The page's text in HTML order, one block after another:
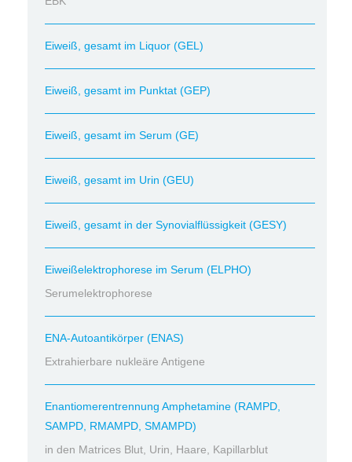
Eiweiß, gesamt im Liquor (GEL)
Eiweiß, gesamt im Punktat (GEP)
Eiweiß, gesamt im Serum (GE)
Eiweiß, gesamt im Urin (GEU)
Eiweiß, gesamt in der Synovialflüssigkeit (GESY)
Eiweißelektrophorese im Serum (ELPHO)
Serumelektrophorese
ENA-Autoantikörper (ENAS)
Extrahierbare nukleäre Antigene
Enantiomerentrennung Amphetamine (RAMPD,
SAMPD, RMAMPD, SMAMPD)
in den Matrices Blut, Urin, Haare, Kapillarblut